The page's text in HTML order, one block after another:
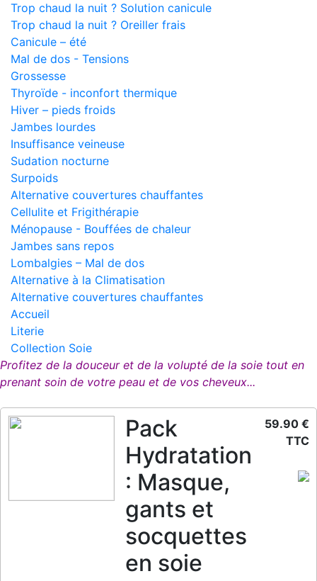
Trop chaud la nuit ? Solution canicule
Trop chaud la nuit ? Oreiller frais
Canicule – été
Mal de dos - Tensions
Grossesse
Thyroïde - inconfort thermique
Hiver – pieds froids
Jambes lourdes
Insuffisance veineuse
Sudation nocturne
Surpoids
Alternative couvertures chauffantes
Cellulite et Frigithérapie
Ménopause - Bouffées de chaleur
Jambes sans repos
Lombalgies – Mal de dos
Alternative à la Climatisation
Alternative couvertures chauffantes
Accueil
Literie
Collection Soie
Profitez de la douceur et de la volupté de la soie tout en
prenant soin de votre peau et de vos cheveux...
Pack
Hydratation
: Masque,
gants et
socquettes
en soie
59.90 €
TTC